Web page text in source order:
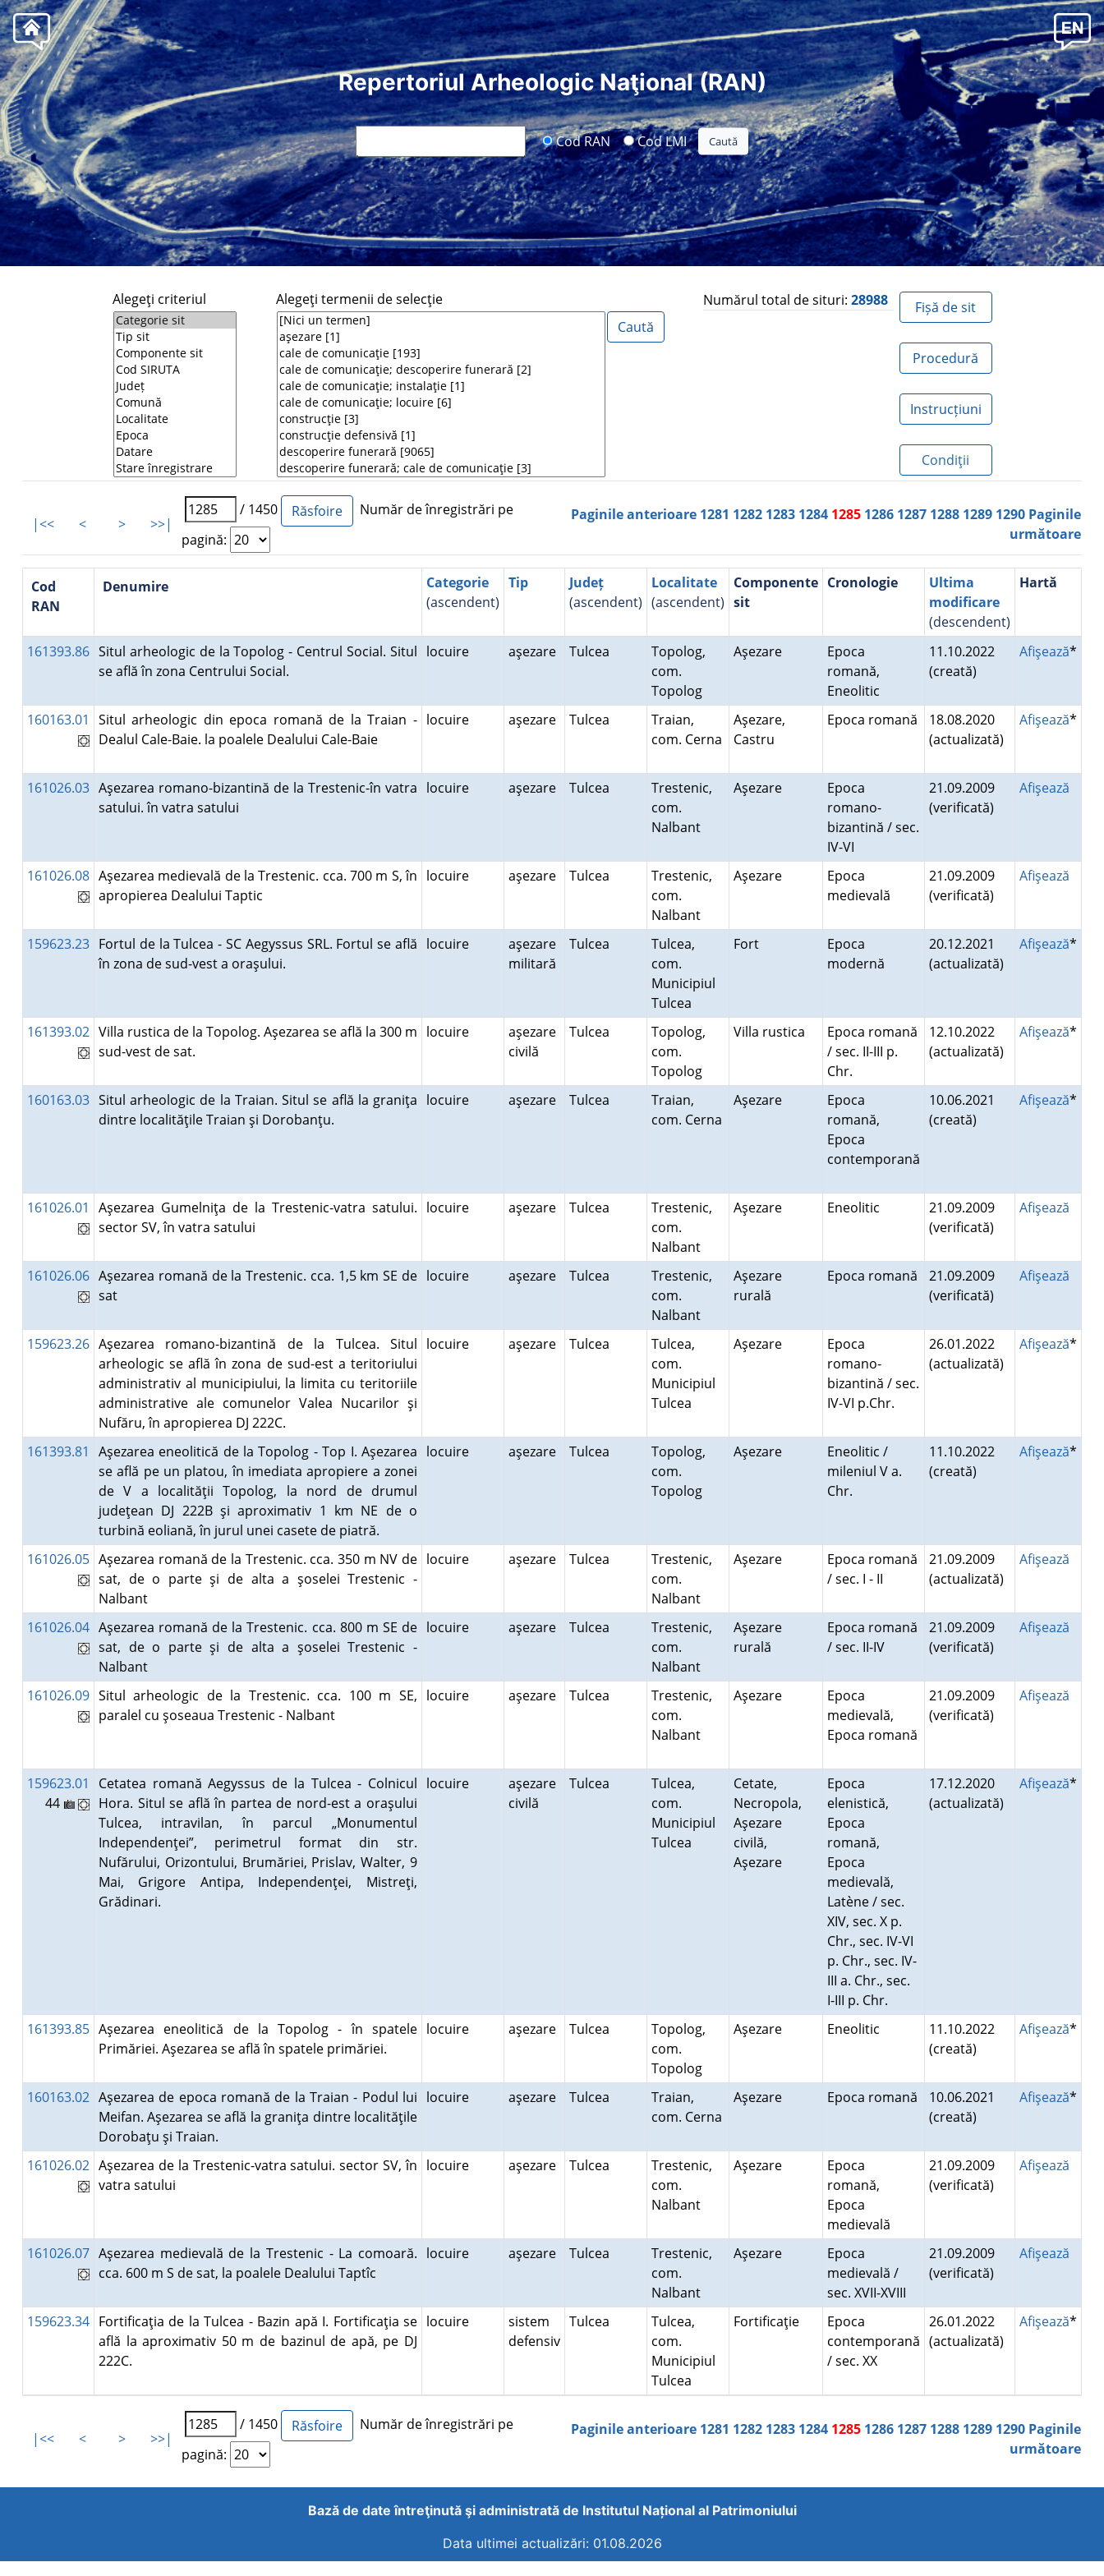
Repertoriul Arheologic Naţional (RAN)
Cod RAN Cod LMI
Alegeţi criteriul Alegeţi termenii de selecţie Numărul total de situri: 28988 Fișă de sit
Procedură
Instrucțiuni
Condiţii
|<< < > >>|
/ 1450
Număr de înregistrări pe
pagină:
Paginile anterioare 1281 1282 1283 1284 1285 1286 1287 1288 1289 1290 Paginile
următoare
Cod
RAN
Denumire
Categorie
(ascendent)
Tip
Județ
(ascendent)
Localitate
(ascendent)
Componente
sit
Cronologie
Ultima
modificare
(descendent)
Hartă
161393.86 Situl arheologic de la Topolog - Centrul Social. Situl
se află în zona Centrului Social.
locuire aşezare Tulcea
Topolog,
com.
Topolog
Aşezare
Epoca
romană,
Eneolitic
11.10.2022
(creată)
Afişează*
160163.01
Situl arheologic din epoca romană de la Traian -
Dealul Cale-Baie. la poalele Dealului Cale-Baie
locuire aşezare Tulcea
Traian,
com. Cerna
Aşezare,
Castru
Epoca romană
18.08.2020
(actualizată)
Afişează*
161026.03 Aşezarea romano-bizantină de la Trestenic-în vatra
satului. în vatra satului
locuire aşezare Tulcea
Trestenic,
com.
Nalbant
Aşezare
Epoca
romano-
bizantină / sec.
IV-VI
21.09.2009
(verificată)
Afişează
161026.08 Aşezarea medievală de la Trestenic. cca. 700 m S, în
apropierea Dealului Taptic
locuire aşezare Tulcea
Trestenic,
com.
Nalbant
Aşezare
Epoca
medievală
21.09.2009
(verificată)
Afişează
159623.23 Fortul de la Tulcea - SC Aegyssus SRL. Fortul se află
în zona de sud-vest a oraşului.
locuire
aşezare
militară
Tulcea
Tulcea,
com.
Municipiul
Tulcea
Fort
Epoca
modernă
20.12.2021
(actualizată)
Afişează*
161393.02 Villa rustica de la Topolog. Aşezarea se află la 300 m
sud-vest de sat.
locuire
aşezare
civilă
Tulcea
Topolog,
com.
Topolog
Villa rustica
Epoca romană
/ sec. II-III p.
Chr.
12.10.2022
(actualizată)
Afişează*
160163.03 Situl arheologic de la Traian. Situl se află la graniţa
dintre localităţile Traian şi Dorobanţu.
locuire aşezare Tulcea
Traian,
com. Cerna
Aşezare
Epoca
romană,
Epoca
contemporană
10.06.2021
(creată)
Afişează*
161026.01
Aşezarea Gumelniţa de la Trestenic-vatra satului.
sector SV, în vatra satului
locuire aşezare Tulcea
Trestenic,
com.
Nalbant
Aşezare Eneolitic
21.09.2009
(verificată)
Afişează
161026.06 Aşezarea romană de la Trestenic. cca. 1,5 km SE de
sat
locuire aşezare Tulcea
Trestenic,
com.
Nalbant
Aşezare
rurală
Epoca romană
21.09.2009
(verificată)
Afişează
159623.26 Aşezarea romano-bizantină de la Tulcea. Situl
arheologic se află în zona de sud-est a teritoriului
administrativ al municipiului, la limita cu teritoriile
administrative ale comunelor Valea Nucarilor şi
Nufăru, în apropierea DJ 222C.
locuire aşezare Tulcea
Tulcea,
com.
Municipiul
Tulcea
Aşezare
Epoca
romano-
bizantină / sec.
IV-VI p.Chr.
26.01.2022
(actualizată)
Afişează*
161393.81
Aşezarea eneolitică de la Topolog - Top I. Aşezarea
se află pe un platou, în imediata apropiere a zonei
de V a localităţii Topolog, la nord de drumul
judeţean DJ 222B şi aproximativ 1 km NE de o
turbină eoliană, în jurul unei casete de piatră.
locuire aşezare Tulcea
Topolog,
com.
Topolog
Aşezare
Eneolitic /
mileniul V a.
Chr.
11.10.2022
(creată)
Afişează*
161026.05 Aşezarea romană de la Trestenic. cca. 350 m NV de
sat, de o parte şi de alta a şoselei Trestenic -
Nalbant
locuire aşezare Tulcea
Trestenic,
com.
Nalbant
Aşezare
Epoca romană
/ sec. I - II
21.09.2009
(actualizată)
Afişează
161026.04 Aşezarea romană de la Trestenic. cca. 800 m SE de
sat, de o parte şi de alta a şoselei Trestenic -
Nalbant
locuire aşezare Tulcea
Trestenic,
com.
Nalbant
Aşezare
rurală
Epoca romană
/ sec. II-IV
21.09.2009
(verificată)
Afişează
161026.09 Situl arheologic de la Trestenic. cca. 100 m SE,
paralel cu şoseaua Trestenic - Nalbant
locuire aşezare Tulcea
Trestenic,
com.
Nalbant
Aşezare
Epoca
medievală,
Epoca romană
21.09.2009
(verificată)
Afişează
159623.01
44
Cetatea romană Aegyssus de la Tulcea - Colnicul
Hora. Situl se află în partea de nord-est a oraşului
Tulcea, intravilan, în parcul „Monumentul
Independenţei”, perimetrul format din str.
Nufărului, Orizontului, Brumăriei, Prislav, Walter, 9
Mai, Grigore Antipa, Independenţei, Mistreţi,
Grădinari.
locuire
aşezare
civilă
Tulcea
Tulcea,
com.
Municipiul
Tulcea
Cetate,
Necropola,
Aşezare
civilă,
Aşezare
Epoca
elenistică,
Epoca
romană,
Epoca
medievală,
Latène / sec.
XIV, sec. X p.
Chr., sec. IV-VI
p. Chr., sec. IV-
III a. Chr., sec.
I-III p. Chr.
17.12.2020
(actualizată)
Afişează*
161393.85 Aşezarea eneolitică de la Topolog - în spatele
Primăriei. Aşezarea se află în spatele primăriei.
locuire aşezare Tulcea
Topolog,
com.
Topolog
Aşezare Eneolitic
11.10.2022
(creată)
Afişează*
160163.02 Aşezarea de epoca romană de la Traian - Podul lui
Meifan. Aşezarea se află la graniţa dintre localităţile
Dorobaţu şi Traian.
locuire aşezare Tulcea
Traian,
com. Cerna
Aşezare Epoca romană
10.06.2021
(creată)
Afişează*
161026.02 Aşezarea de la Trestenic-vatra satului. sector SV, în
vatra satului
locuire aşezare Tulcea
Trestenic,
com.
Nalbant
Aşezare
Epoca
romană,
Epoca
medievală
21.09.2009
(verificată)
Afişează
161026.07 Aşezarea medievală de la Trestenic - La comoară.
cca. 600 m S de sat, la poalele Dealului Taptîc
locuire aşezare Tulcea
Trestenic,
com.
Nalbant
Aşezare
Epoca
medievală /
sec. XVII-XVIII
21.09.2009
(verificată)
Afişează
159623.34 Fortificaţia de la Tulcea - Bazin apă I. Fortificaţia se
află la aproximativ 50 m de bazinul de apă, pe DJ
222C.
locuire
sistem
defensiv
Tulcea
Tulcea,
com.
Municipiul
Tulcea
Fortificaţie
Epoca
contemporană
/ sec. XX
26.01.2022
(actualizată)
Afişează*
|<< < > >>|
/ 1450
Număr de înregistrări pe
pagină:
Paginile anterioare 1281 1282 1283 1284 1285 1286 1287 1288 1289 1290 Paginile
următoare
Bază de date întreţinută şi administrată de Institutul Național al Patrimoniului
Data ultimei actualizări: 01.08.2026